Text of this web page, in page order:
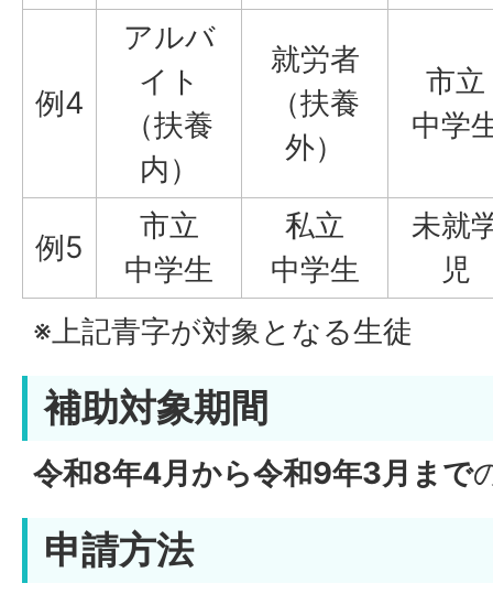
例4
アルバ
イト
（扶養
内）
就労者
（扶養
外）
市立
中学
例5
市立
中学生
私立
中学生
未就
児
※上記青字が対象となる生徒
補助対象期間
令和8年4月から令和9年3月まで
申請方法